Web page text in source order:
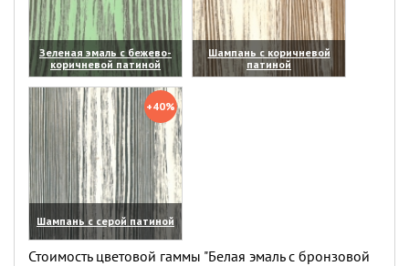
Зеленая эмаль с бежево-
коричневой патиной
(увеличить)
Шампань с коричневой
патиной
(увеличить)
+40%
Шампань с серой патиной
(увеличить)
Стоимость цветовой гаммы "Белая эмаль с бронзовой